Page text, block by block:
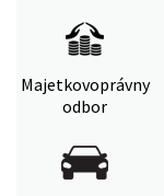
Majetkovoprávny
odbor